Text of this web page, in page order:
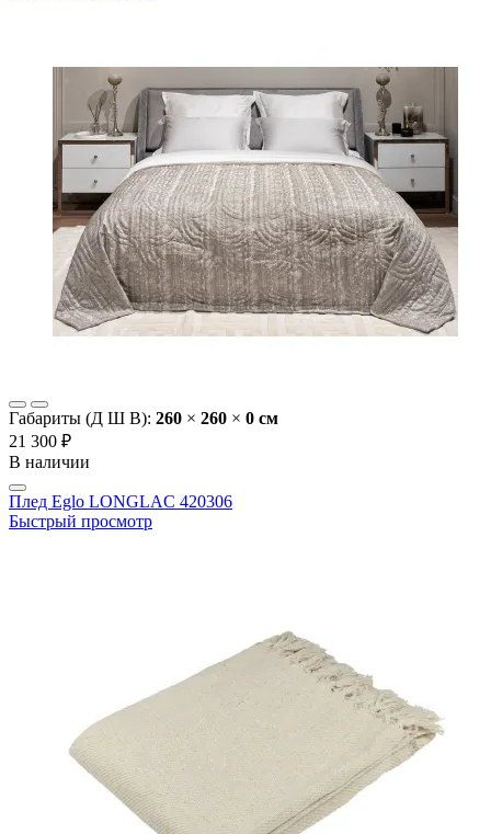
Габариты (Д Ш В): 260 × 260 × 0 cм
21 300 ₽
В наличии
Плед Eglo LONGLAC 420306
Быстрый просмотр